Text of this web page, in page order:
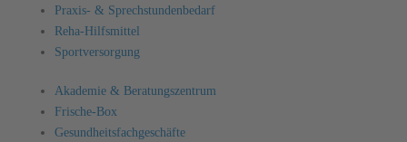
Praxis- & Sprechstundenbedarf
Reha-Hilfsmittel
Sportversorgung
Akademie & Beratungszentrum
Frische-Box
Gesundheitsfachgeschäfte